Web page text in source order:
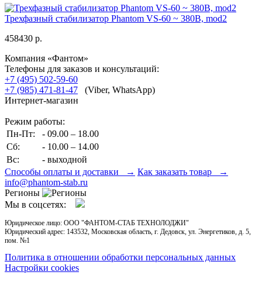
Трехфазный стабилизатор Phantom VS-60 ~ 380В, mod2
458430 р.
Компания «Фантом»
Телефоны для заказов и консультаций:
+7 (495) 502-59-60
+7 (985) 471-81-47 (Viber, WhatsApp)
Интернет-магазин
Режим работы:
Пн-Пт:
- 09.00 – 18.00
Сб:
- 10.00 – 14.00
Вс:
- выходной
Способы оплаты и доставки → Как заказать товар →
info@phantom-stab.ru
Регионы
Мы в соцсетях:
Юридическое лицо: ООО "ФАНТОМ-СТАБ ТЕХНОЛОДЖИ"
Юридический адрес: 143532, Московская область, г. Дедовск, ул. Энергетиков, д. 5,
пом. №1
Политика в отношении обработки персональных данных
Настройки cookies